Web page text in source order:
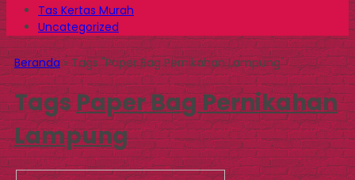
Tas Kertas Murah
Uncategorized
Beranda»Tags "Paper Bag Pernikahan Lampung"
TagsPaper Bag Pernikahan
Lampung